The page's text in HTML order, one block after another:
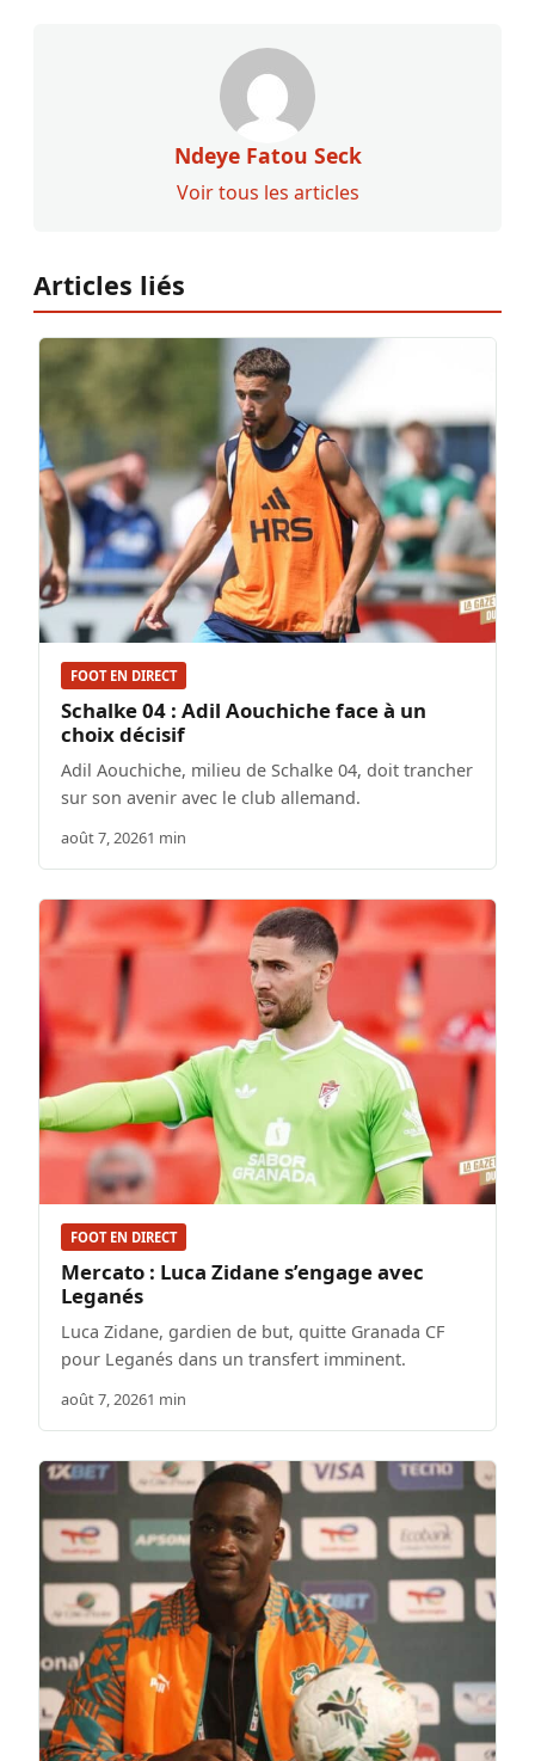
Ndeye Fatou Seck
Voir tous les articles
Articles liés
FOOT EN DIRECT
Schalke 04 : Adil Aouchiche face à un
choix décisif
Adil Aouchiche, milieu de Schalke 04, doit trancher
sur son avenir avec le club allemand.
août 7, 20261 min
FOOT EN DIRECT
Mercato : Luca Zidane s’engage avec
Leganés
Luca Zidane, gardien de but, quitte Granada CF
pour Leganés dans un transfert imminent.
août 7, 20261 min